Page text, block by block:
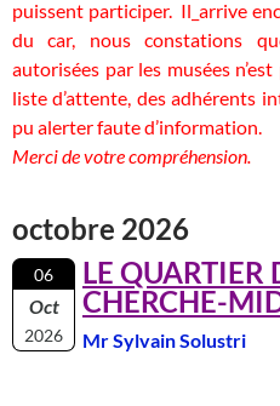
puissent participer. Il_arrive
du car, nous constations
autorisées par les musées
liste d’attente, des adhérents
pu alerter faute d’information.
Merci de votre compréhension.
octobre 2026
06
Oct
2026
LE QUARTIER
CHERCHE-
Mr Sylvain Solustri